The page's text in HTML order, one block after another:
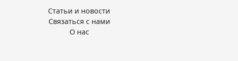
Статьи и новости
Связаться с нами
О нас